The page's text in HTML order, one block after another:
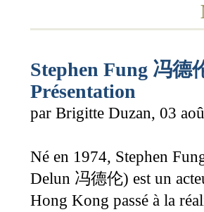
Stephen Fung 冯德
Présentation
par Brigitte Duzan, 03
Né en 1974, Stephen
Delun 冯德伦) est un
Hong Kong passé à la